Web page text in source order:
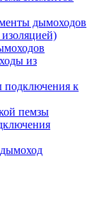
дымоходов
изоляцией)
из
подключения к
пемзы